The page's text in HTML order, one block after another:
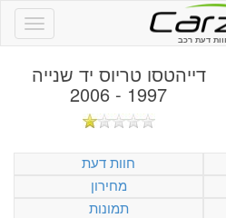
דעת רכב
דייהטסו טריוס יד שנייה
1997 - 2006
חוות דעת
מחירון
תמונות